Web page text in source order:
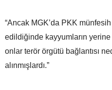
“Ancak MGK’da PKK
edildiğinde kayyumların
onlar terör örgütü bağlantısı
alınmışlardı.”